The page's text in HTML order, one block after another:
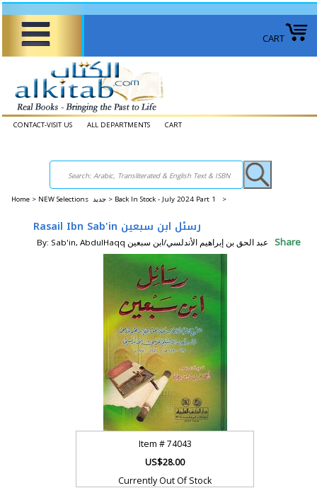
CART
CONTACT-VISIT US ALL DEPARTMENTS CART
Home > NEW Selections جديد > Back In Stock - July 2024 Part 1 >
Rasail Ibn Sab'in رسئل ابن سبعين
By: Sab'in, AbdulHaqq عبد الحق بن إبراهيم الأندلسي/ابن سبعين Share
Item #74043
US$28.00
Currently Out Of Stock